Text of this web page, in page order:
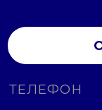
ТЕЛЕФОН